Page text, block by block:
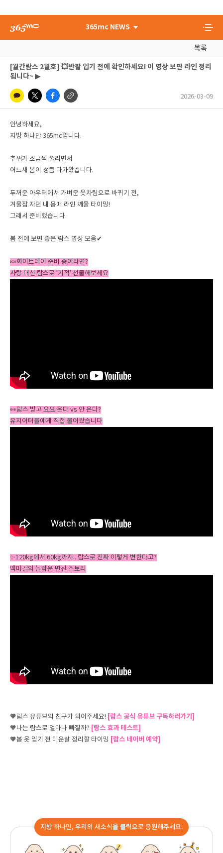
365mc NEWS
목록
[월간람스 2월호] 💥반팔 입기 전에 확인하세요! 이 영상 보면 라인 정리
됩니다~ ▶
2026-03-09
안녕하세요,
지방 하나만 365mc입니다.
추위가 조금씩 풀리면서
어느새 봄이 성큼 다가왔습니다.
두꺼운 아우터에서 가벼운 옷차림으로 바뀌기 전,
겨울잠 자던 내 몸매 라인 깨울 타이밍!
그래서 준비했습니다.
봄 전에 보면 좋은 람스 영상 모음✔
🍬화이트데이 준비 중이라면?
사탕 대신 람스로 ‘기적’ 선물해보세요
👀람스 받고 요요 온다 vs 안 온다?
유지어터들에게 직접 물어봤습니다
✨120kg에서 60kg까지.. 람스로 진짜 이렇게 변한다고?
맥미걸의 놀라운 변신 스토리
🧡람스 유튜브의 친구가 되어주세요! [람스 공식 유튜브 구독하러가기]
🧡나는 람스로 얼마나 빠질까? [람스 효과 테스트]
🧡봄 옷 입기 전 미운살 정리할 타이밍 [람스 네이버 예약]
지방 하나만, 우리의 새소식을 클릭으로 응원해주세요.